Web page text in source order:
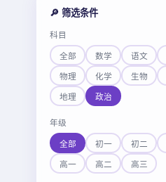
🔎 筛选条件
科目
全部
数学 语文
物理
化学 生物
地理
政治
年级
全部
初一 初二
高一
高二 高三